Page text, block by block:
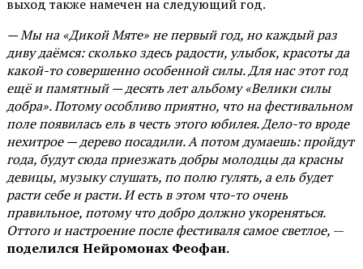
выход также намечен на следующий год.
— Мы на «Дикой Мяте» не первый год, но каждый раз
диву даёмся: сколько здесь радости, улыбок, красоты да
какой-то совершенно особенной силы. Для нас этот год
ещё и памятный — десять лет альбому «Велики силы
добра». Потому особливо приятно, что на фестивальном
поле появилась ель в честь этого юбилея. Дело-то вроде
нехитрое — дерево посадили. А потом думаешь: пройдут
года, будут сюда приезжать добры молодцы да красны
девицы, музыку слушать, по полю гулять, а ель будет
расти себе и расти. И есть в этом что-то очень
правильное, потому что добро должно укореняться.
Оттого и настроение после фестиваля самое светлое, —
поделился Нейромонах Феофан.